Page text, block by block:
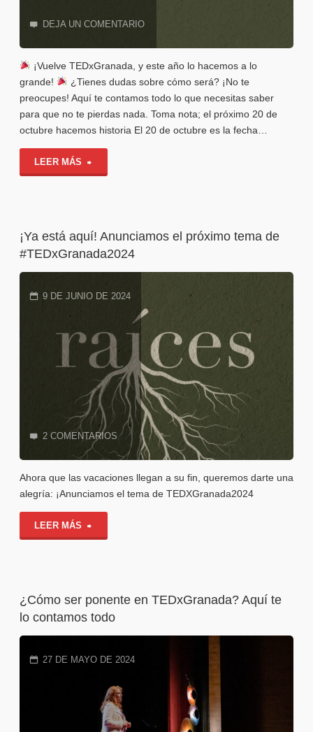
DEJA UN COMENTARIO
¡Vuelve TEDxGranada, y este año lo hacemos a lo
grande!
¿Tienes dudas sobre cómo será? ¡No te
preocupes! Aquí te contamos todo lo que necesitas saber
para que no te pierdas nada. Toma nota; el próximo 20 de
octubre hacemos historia El 20 de octubre es la fecha…
LEER MÁS
necesitas
saber"
¡Ya está aquí! Anunciamos el próximo tema de
#TEDxGranada2024
9 DE JUNIO DE 2024
2 COMENTARIOS
Ahora que las vacaciones llegan a su fin, queremos darte una
alegría: ¡Anunciamos el tema de TEDXGranada2024
LEER MÁS
el
próximo
tema
de
¿Cómo ser ponente en TEDxGranada? Aquí te
lo contamos todo
27 DE MAYO DE 2024